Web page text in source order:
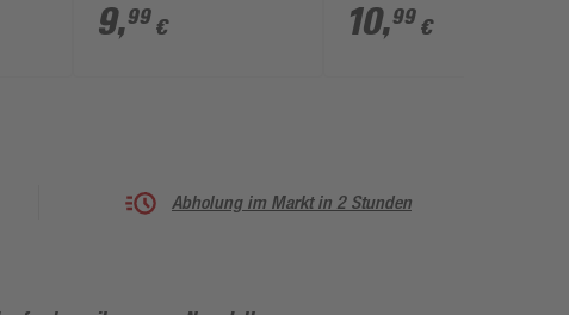
9,99 € 10,99 €
Abholung im Markt in 2 Stunden